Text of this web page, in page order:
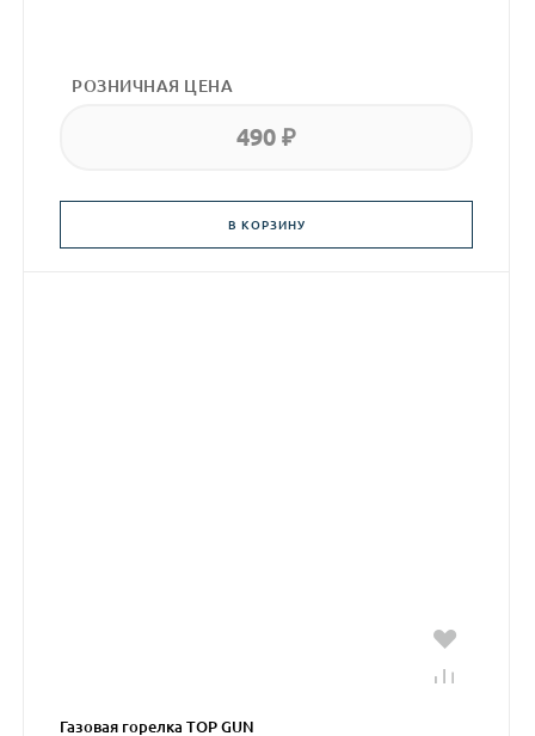
РОЗНИЧНАЯ ЦЕНА
490 ₽
В КОРЗИНУ
Газовая горелка TOP GUN